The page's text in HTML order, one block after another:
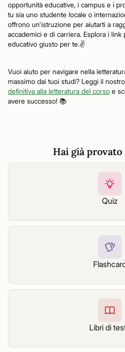
opportunità educative, i campus e i
tu sia uno studente locale o
offrono un'istruzione per aiutarti a
accademici e di carriera. Esplora i
educativo giusto per te.✌️
Vuoi aiuto per navigare nella
massimo dai tuoi studi? Leggi il
definitiva alla letteratura del corso e
avere successo! 📚
Hai già provato
Quiz
Libri di